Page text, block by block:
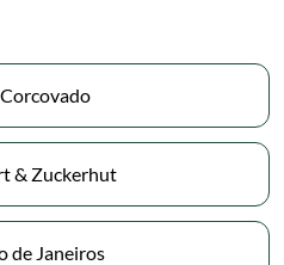
& Zuckerhut
de Janeiros